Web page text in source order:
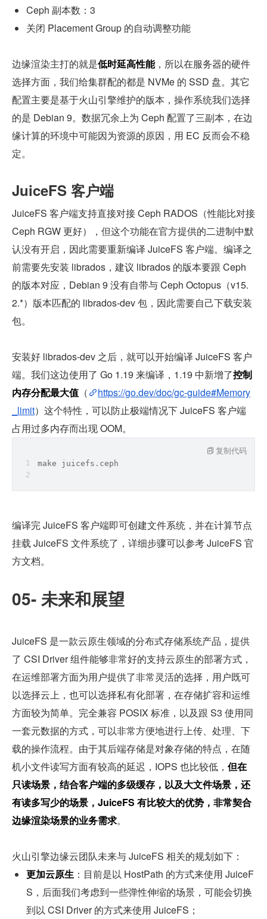
Ceph 副本数：3
关闭 Placement Group 的自动调整功能
边缘渲染主打的就是低时延高性能，所以在服务器的硬件
选择方面，我们给集群配的都是 NVMe 的 SSD 盘。其它
配置主要是基于火山引擎维护的版本，操作系统我们选择
的是 Debian 9。数据冗余上为 Ceph 配置了三副本，在边
缘计算的环境中可能因为资源的原因，用 EC 反而会不稳
定。
JuiceFS 客户端
JuiceFS 客户端支持直接对接 Ceph RADOS（性能比对接
Ceph RGW 更好），但这个功能在官方提供的二进制中默
认没有开启，因此需要重新编译 JuiceFS 客户端。编译之
前需要先安装 librados，建议 librados 的版本要跟 Ceph
的版本对应，Debian 9 没有自带与 Ceph Octopus（v15.
2.*）版本匹配的 librados-dev 包，因此需要自己下载安装
包。
安装好 librados-dev 之后，就可以开始编译 JuiceFS 客户
端。我们这边使用了 Go 1.19 来编译，1.19 中新增了控制
内存分配最大值 （
https://go.dev/doc/gc-guide#Memory
_limit）这个特性，可以防止极端情况下 JuiceFS 客户端
占用过多内存而出现 OOM。
make juicefs.ceph
复制代码
编译完 JuiceFS 客户端即可创建文件系统，并在计算节点
挂载 JuiceFS 文件系统了，详细步骤可以参考 JuiceFS 官
方文档。
05- 未来和展望
JuiceFS 是一款云原生领域的分布式存储系统产品，提供
了 CSI Driver 组件能够非常好的支持云原生的部署方式，
在运维部署方面为用户提供了非常灵活的选择，用户既可
以选择云上，也可以选择私有化部署，在存储扩容和运维
方面较为简单。完全兼容 POSIX 标准，以及跟 S3 使用同
一套元数据的方式，可以非常方便地进行上传、处理、下
载的操作流程。由于其后端存储是对象存储的特点，在随
机小文件读写方面有较高的延迟，IOPS 也比较低， 但在
只读场景，结合客户端的多级缓存，以及大文件场景，还
有读多写少的场景，JuiceFS 有比较大的优势，非常契合
边缘渲染场景的业务需求。
火山引擎边缘云团队未来与 JuiceFS 相关的规划如下：
更加云原生 ：目前是以 HostPath 的方式来使用 JuiceF
S，后面我们考虑到一些弹性伸缩的场景，可能会切换
到以 CSI Driver 的方式来使用 JuiceFS；